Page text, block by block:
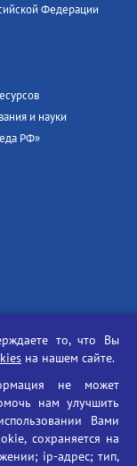
Федерации
и науки
РФ»
то, что Вы
на нашем сайте.
не может
нам улучшить
Вами
сохраняется на
ip-адрес; тип,